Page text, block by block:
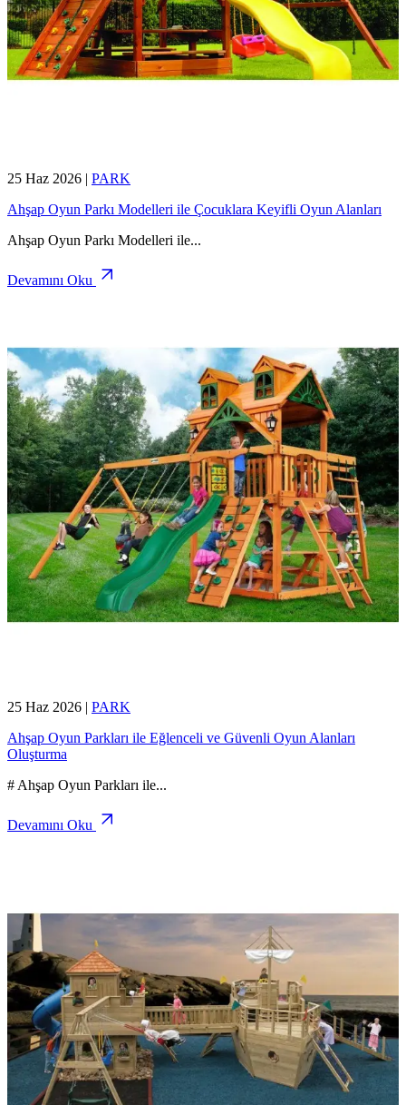
25 Haz 2026 | PARK
Ahşap Oyun Parkı Modelleri ile Çocuklara Keyifli Oyun Alanları
Ahşap Oyun Parkı Modelleri ile...
Devamını Oku
25 Haz 2026 | PARK
Ahşap Oyun Parkları ile Eğlenceli ve Güvenli Oyun Alanları
Oluşturma
# Ahşap Oyun Parkları ile...
Devamını Oku